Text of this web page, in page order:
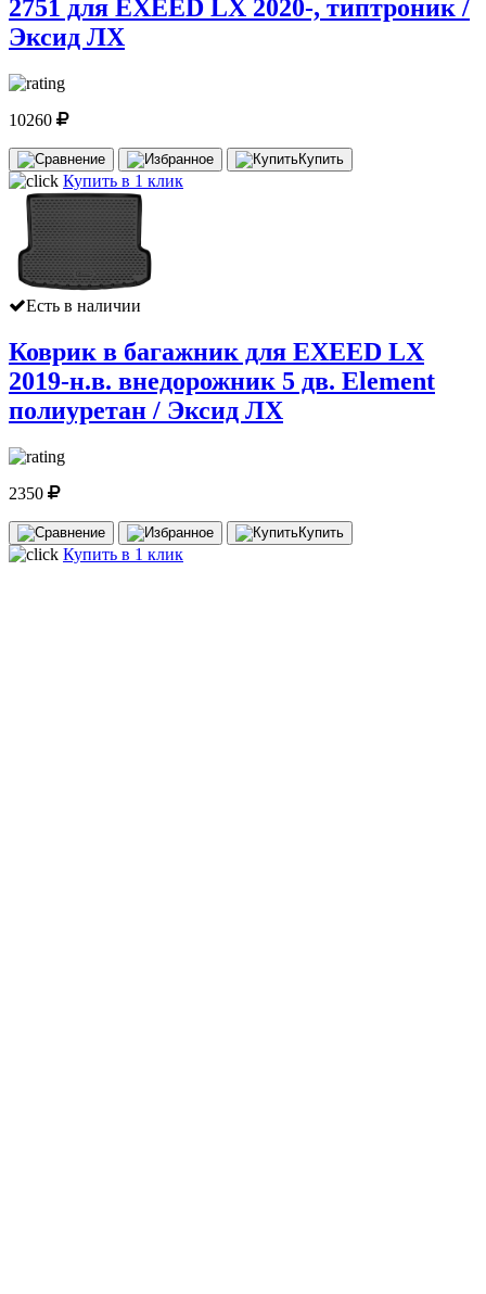
2751 для EXEED LX 2020-, типтроник /
Эксид ЛХ
10260
Купить
Купить в 1 клик
Есть в наличии
Коврик в багажник для EXEED LX
2019-н.в. внедорожник 5 дв. Element
полиуретан / Эксид ЛХ
2350
Купить
Купить в 1 клик